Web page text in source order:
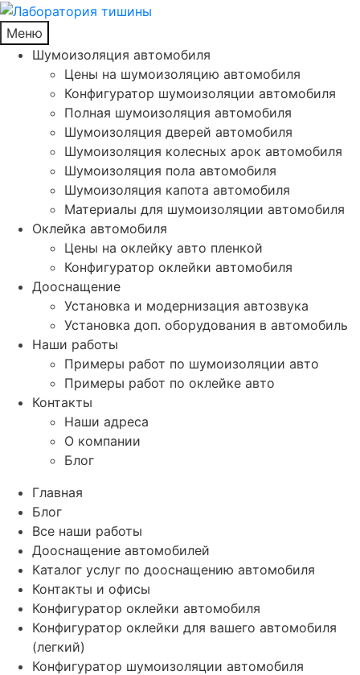
Меню
Шумоизоляция автомобиля
Цены на шумоизоляцию автомобиля
Конфигуратор шумоизоляции автомобиля
Полная шумоизоляция автомобиля
Шумоизоляция дверей автомобиля
Шумоизоляция колесных арок автомобиля
Шумоизоляция пола автомобиля
Шумоизоляция капота автомобиля
Материалы для шумоизоляции автомобиля
Оклейка автомобиля
Цены на оклейку авто пленкой
Конфигуратор оклейки автомобиля
Дооснащение
Установка и модернизация автозвука
Установка доп. оборудования в автомобиль
Наши работы
Примеры работ по шумоизоляции авто
Примеры работ по оклейке авто
Контакты
Наши адреса
О компании
Блог
Главная
Блог
Все наши работы
Дооснащение автомобилей
Каталог услуг по дооснащению автомобиля
Контакты и офисы
Конфигуратор оклейки автомобиля
Конфигуратор оклейки для вашего автомобиля
(легкий)
Конфигуратор шумоизоляции автомобиля